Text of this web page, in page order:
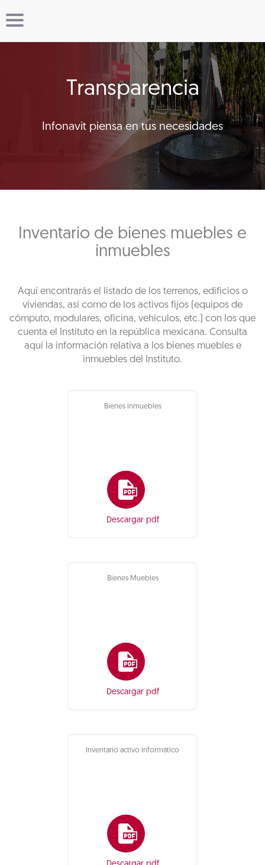
Transparencia
Infonavit piensa en tus necesidades
Inventario de bienes muebles e
inmuebles
Aquí encontrarás el listado de los terrenos, edificios o
viviendas, así como de los activos fijos (equipos de
cómputo, modulares, oficina, vehículos, etc.) con los que
cuenta el Instituto en la república mexicana. Consulta
aquí la información relativa a los bienes muebles e
inmuebles del Instituto.
Bienes inmuebles
Descargar pdf
Bienes Muebles
Descargar pdf
Inventario activo informático